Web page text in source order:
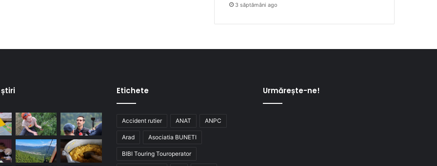
3 săptămâni ago
Etichete
Accident rutier ANAT ANPC
Arad Asociatia BUNETI
BIBI Touring Touroperator
Urmărește-ne!